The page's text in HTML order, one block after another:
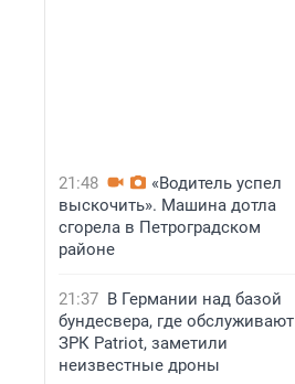
21:48
«Водитель успел
выскочить». Машина дотла
сгорела в Петроградском
районе
21:37 В Германии над базой
бундесвера, где обслуживают
ЗРК Patriot, заметили
неизвестные дроны